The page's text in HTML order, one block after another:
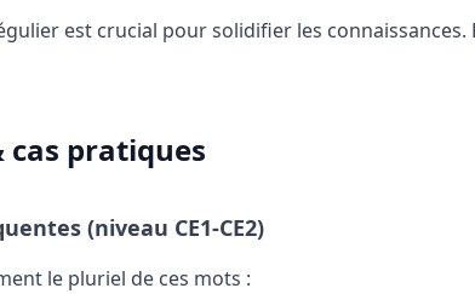
est crucial pour solidifier les connaissances.
cas pratiques
(niveau CE1-CE2)
le pluriel de ces mots :